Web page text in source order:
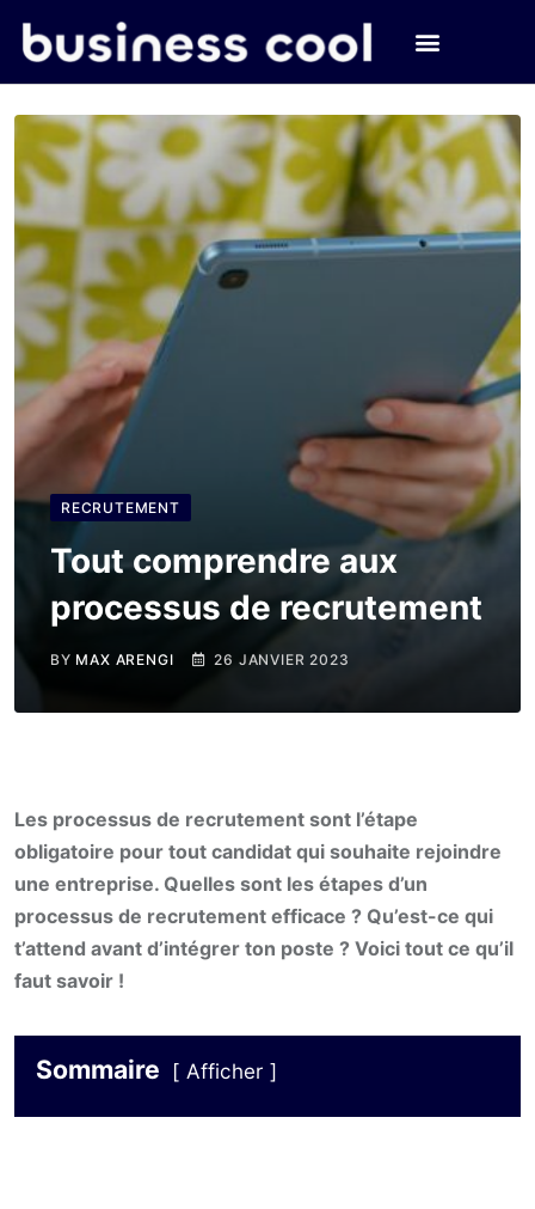
RECRUTEMENT
Tout comprendre aux
processus de recrutement
BY MAX ARENGI 26 JANVIER 2023
Les processus de recrutement sont l’étape
obligatoire pour tout candidat qui souhaite rejoindre
une entreprise. Quelles sont les étapes d’un
processus de recrutement efficace ? Qu’est-ce qui
t’attend avant d’intégrer ton poste ? Voici tout ce qu’il
faut savoir !
Sommaire Afficher